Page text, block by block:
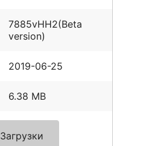
7885vHH2(Beta
version)
2019-06-25
6.38 MB
Загрузки